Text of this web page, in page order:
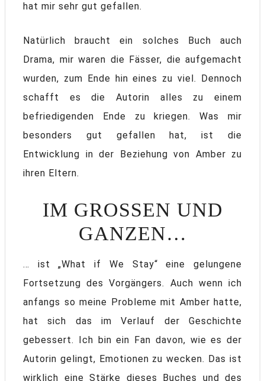
hat mir sehr gut gefallen.
Natürlich braucht ein solches Buch auch
Drama, mir waren die Fässer, die aufgemacht
wurden, zum Ende hin eines zu viel. Dennoch
schafft es die Autorin alles zu einem
befriedigenden Ende zu kriegen. Was mir
besonders gut gefallen hat, ist die
Entwicklung in der Beziehung von Amber zu
ihren Eltern.
IM GROSSEN UND G
ANZEN…
… ist „What if We Stay“ eine gelungene
Fortsetzung des Vorgängers. Auch wenn ich
anfangs so meine Probleme mit Amber hatte,
hat sich das im Verlauf der Geschichte
gebessert. Ich bin ein Fan davon, wie es der
Autorin gelingt, Emotionen zu wecken. Das ist
wirklich eine Stärke dieses Buches und des